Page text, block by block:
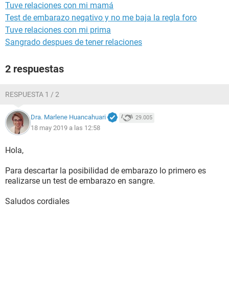
Tuve relaciones con mi mamá
Test de embarazo negativo y no me baja la regla foro
Tuve relaciones con mi prima
Sangrado despues de tener relaciones
2 respuestas
RESPUESTA 1 / 2
Dra. Marlene Huancahuari 29.005
18 may 2019 a las 12:58
Hola,
Para descartar la posibilidad de embarazo lo primero es
realizarse un test de embarazo en sangre.
Saludos cordiales